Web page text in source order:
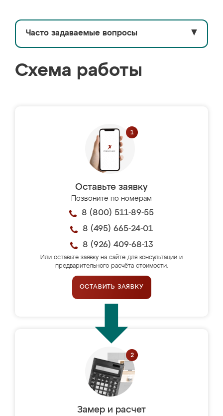
Часто задаваемые вопросы ▼
Схема работы
Оставьте заявку
Позвоните по номерам
8 (800) 511-89-55
8 (495) 665-24-01
8 (926) 409-68-13
Или оставьте заявку на сайте для консультации и
предварительного расчёта стоимости.
ОСТАВИТЬ ЗАЯВКУ
Замер и расчет